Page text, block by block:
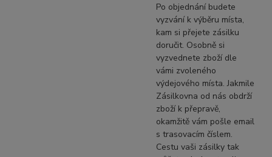
Po objednání budete
vyzvání k výběru místa,
kam si přejete zásilku
doručit. Osobně si
vyzvednete zboží dle
vámi zvoleného
výdejového místa. Jakmile
Zásilkovna od nás obdrží
zboží k přepravě,
okamžitě vám pošle email
s trasovacím číslem.
Cestu vaši zásilky tak